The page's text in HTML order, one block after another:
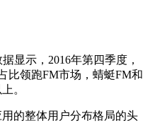
显示，2016年第四季度，
比领跑FM市场，蜻蜓FM和
。
的整体用户分布格局的头